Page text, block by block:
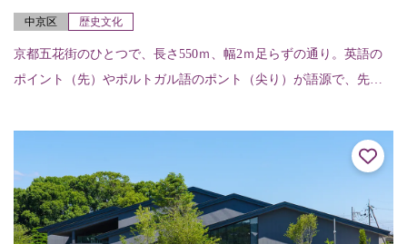
中京区 歴史文化
京都五花街のひとつで、長さ550ｍ、幅2ｍ足らずの通り。英語の
ポイント（先）やポルトガル語のポント（尖り）が語源で、先の
四条河原町のにぎ...